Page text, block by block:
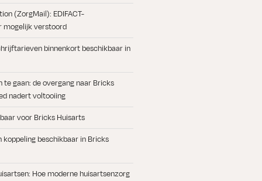
(ZorgMail): EDIFACT-
mogelijk verstoord
binnenkort beschikbaar in
te gaan: de overgang naar Bricks
nadert voltooiing
voor Bricks Huisarts
beschikbaar in Bricks
Hoe moderne huisartsenzorg